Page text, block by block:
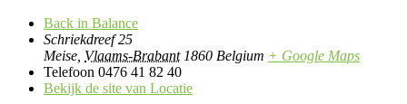
Back in Balance
Schriekdreef 25
Meise Vlaams-Brabant 1860 Belgium + Google Maps
Telefoon 0476 41 82 40
Bekijk de site van Locatie